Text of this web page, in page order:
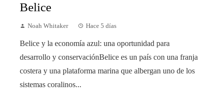
Belice
Noah Whitaker Hace 5 días
Belice y la economía azul: una oportunidad para
desarrollo y conservaciónBelice es un país con una franja
costera y una plataforma marina que albergan uno de los
sistemas coralinos...